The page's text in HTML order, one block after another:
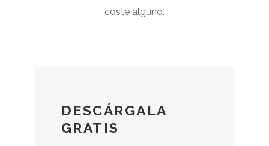
coste alguno.
DESCÁRGALA
GRATIS